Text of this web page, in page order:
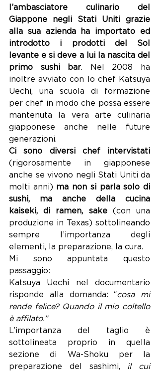
l’ambasciatore culinario del
Giappone negli Stati Uniti grazie
alla sua azienda ha importato ed
introdotto i prodotti del Sol
levante e si deve a lui la nascita del
primo sushi bar. Nel 2008 ha
inoltre avviato con lo chef Katsuya
Uechi, una scuola di formazione
per chef in modo che possa essere
mantenuta la vera arte culinaria
giapponese anche nelle future
generazioni.
Ci sono diversi chef intervistati
(rigorosamente in giapponese
anche se vivono negli Stati Uniti da
molti anni) ma non si parla solo di
sushi, ma anche della cucina
kaiseki, di ramen, sake (con una
produzione in Texas) sottolineando
sempre l’importanza degli
elementi, la preparazione, la cura.
Mi sono appuntata questo
passaggio:
Katsuya Uechi nel documentario
risponde alla domanda: “cosa mi
rende felice? Quando il mio coltello
è affilato.”
L’importanza del taglio è
sottolineata proprio in quella
sezione di Wa-Shoku per la
preparazione del sashimi, il cui